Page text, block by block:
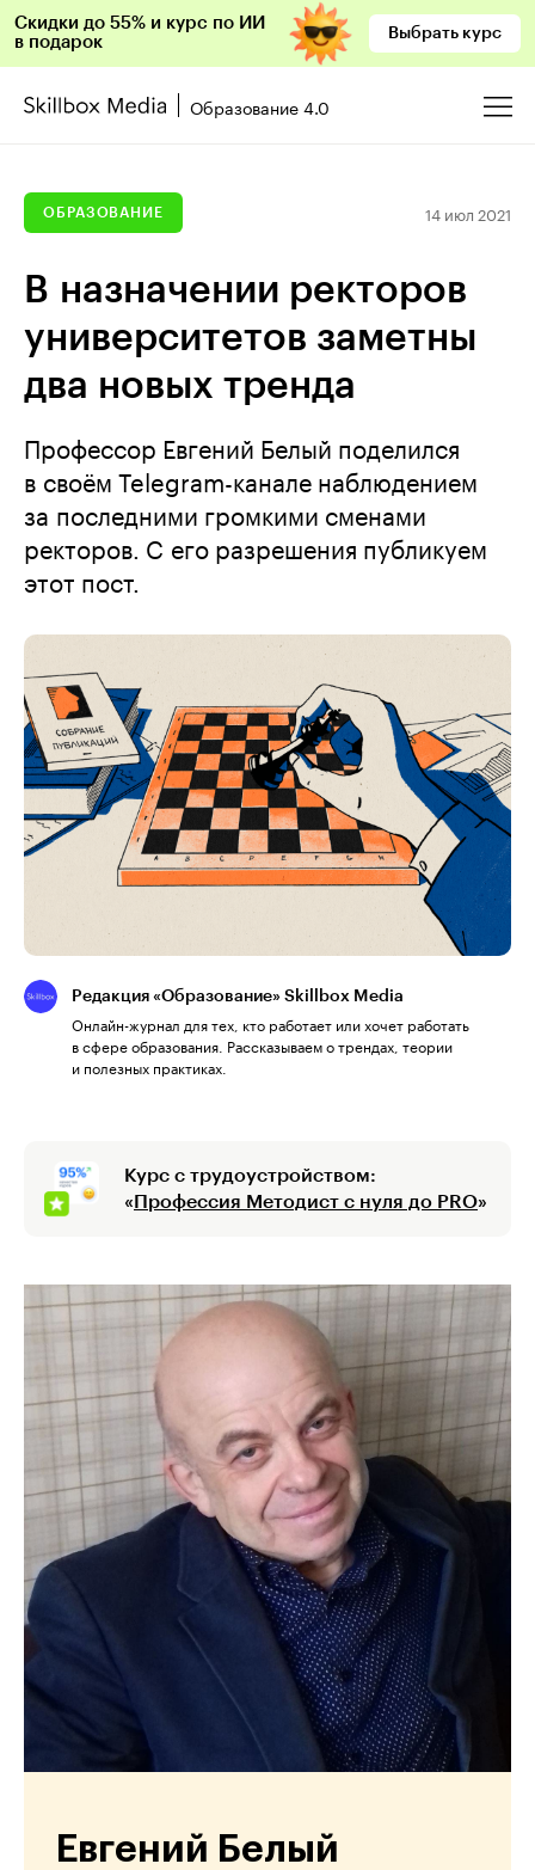
Скидки до 55% и курс по ИИ
в подарок
Выбрать курс
Образование 4.0
ОБРАЗОВАНИЕ 14 июл 2021
В назначении ректоров
университетов заметны
два новых тренда
Профессор Евгений Белый поделился
в своём Telegram-канале наблюдением
за последними громкими сменами
ректоров. С его разрешения публикуем
этот пост.
Редакция «Образование» Skillbox Media
Онлайн-журнал для тех, кто работает или хочет работать
в сфере образования. Рассказываем о трендах, теории
и полезных практиках.
Курс с трудоустройством:
« Профессия Методист с нуля до PRO»
Евгений Белый